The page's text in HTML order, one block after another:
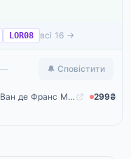
LOR08 всі 16 →
🔔 Сповістити
Вино Cheval Quancard S.A. Марсель Q4 Ван де Франс Моейо Блан біле напівсолодке 0.75 л 11.5% (3176481031202)
299₴